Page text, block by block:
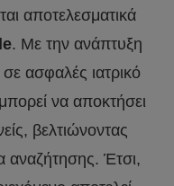
αποτελεσματικά
. Με την ανάπτυξη
ασφαλές ιατρικό
να αποκτήσει
βελτιώνοντας
αναζήτησης. Έτσι,